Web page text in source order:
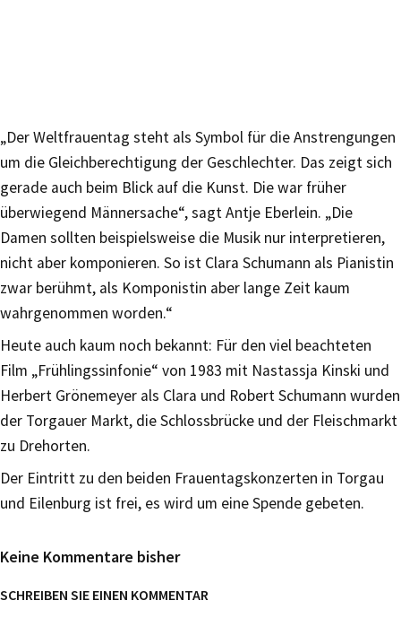
„Der Weltfrauentag steht als Symbol für die Anstrengungen
um die Gleichberechtigung der Geschlechter. Das zeigt sich
gerade auch beim Blick auf die Kunst. Die war früher
überwiegend Männersache“, sagt Antje Eberlein. „Die
Damen sollten beispielsweise die Musik nur interpretieren,
nicht aber komponieren. So ist Clara Schumann als Pianistin
zwar berühmt, als Komponistin aber lange Zeit kaum
wahrgenommen worden.“
Heute auch kaum noch bekannt: Für den viel beachteten
Film „Frühlingssinfonie“ von 1983 mit Nastassja Kinski und
Herbert Grönemeyer als Clara und Robert Schumann wurden
der Torgauer Markt, die Schlossbrücke und der Fleischmarkt
zu Drehorten.
Der Eintritt zu den beiden Frauentagskonzerten in Torgau
und Eilenburg ist frei, es wird um eine Spende gebeten.
Keine Kommentare bisher
SCHREIBEN SIE EINEN KOMMENTAR